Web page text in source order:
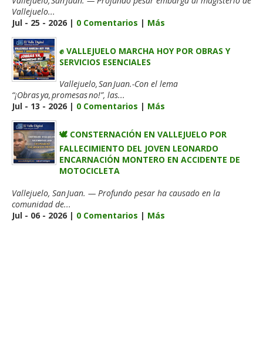
Vallejuelo...
Jul - 25 - 2026 | 0 Comentarios | Más
✊ VALLEJUELO MARCHA HOY POR OBRAS Y
SERVICIOS ESENCIALES
Vallejuelo, San Juan.-Con el lema
“¡Obras ya, promesas no!”, las...
Jul - 13 - 2026 | 0 Comentarios | Más
🕊️ CONSTERNACIÓN EN VALLEJUELO POR
FALLECIMIENTO DEL JOVEN LEONARDO
ENCARNACIÓN MONTERO EN ACCIDENTE DE
MOTOCICLETA
Vallejuelo, San Juan. — Profundo pesar ha causado en la
comunidad de...
Jul - 06 - 2026 | 0 Comentarios | Más